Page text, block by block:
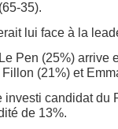
35).
lui face à la
Pen (25%) arrive
(21%) et
investi candidat du
de 13%.